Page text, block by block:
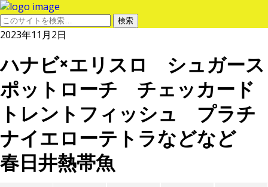
2023年11月2日
ハナビ×エリスロ シュガース
ポットローチ チェッカード
トレントフィッシュ プラチ
ナイエローテトラなどなど
春日井熱帯魚